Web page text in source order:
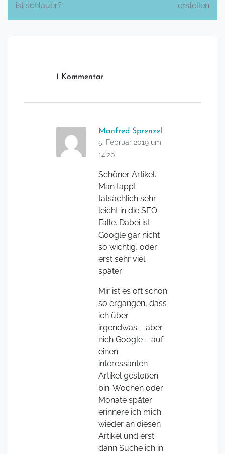
ist schlauer?
erstellen
1 Kommentar
Manfred Sprenzel
5. Februar 2019 um
14:20
Schöner Artikel.
Man tappt
tatsächlich sehr
leicht in die SEO-
Falle. Dabei ist
Google gar nicht
so wichtig, oder
erst sehr viel
später.
Mir ist es oft schon
so ergangen, dass
ich über
irgendwas – aber
nich Google – auf
einen
interessanten
Artikel gestoßen
bin. Wochen oder
Monate später
erinnere ich mich
wieder an diesen
Artikel und erst
dann Suche ich in